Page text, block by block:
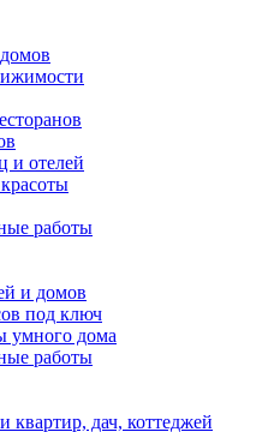
и отелей
работы
и домов
под ключ
умного дома
работы
квартир, дач, коттеджей